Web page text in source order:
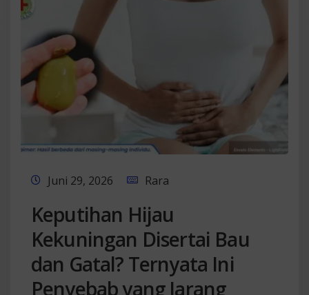
Juni 29, 2026 Rara
Keputihan Hijau
Kekuningan Disertai Bau
dan Gatal? Ternyata Ini
Penyebab yang Jarang